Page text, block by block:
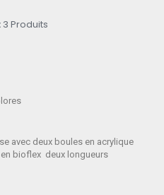
3 Produits
avec deux boules en acrylique
bioflex deux longueurs